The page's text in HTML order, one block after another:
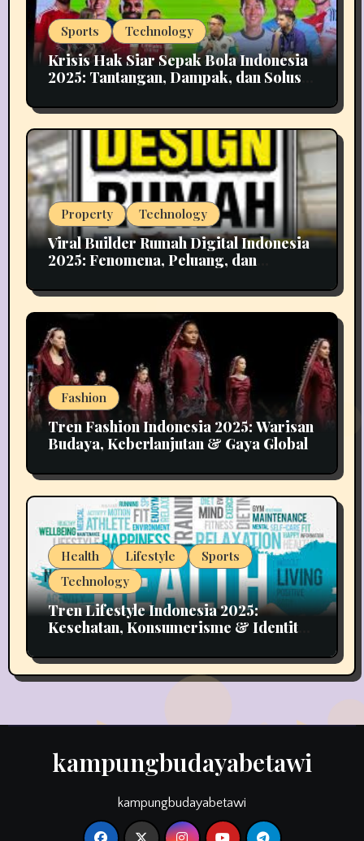
Sports Technology
Krisis Hak Siar Sepak Bola Indonesia
2025: Tantangan, Dampak, dan Solusi
Property Technology
Viral Builder Rumah Digital Indonesia
2025: Fenomena, Peluang, dan
Fashion
Tren Fashion Indonesia 2025: Warisan
Budaya, Keberlanjutan & Gaya Global
Health Lifestyle
Sports
Technology
Tren Lifestyle Indonesia 2025:
Kesehatan, Konsumerisme & Identitas
kampungbudayabetawi
kampungbudayabetawi